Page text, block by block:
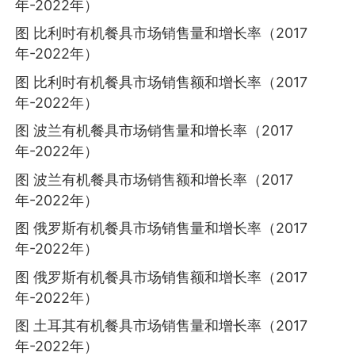
年-2022年）
图 比利时有机餐具市场销售量和增长率（2017
年-2022年）
图 比利时有机餐具市场销售额和增长率（2017
年-2022年）
图 波兰有机餐具市场销售量和增长率（2017
年-2022年）
图 波兰有机餐具市场销售额和增长率（2017
年-2022年）
图 俄罗斯有机餐具市场销售量和增长率（2017
年-2022年）
图 俄罗斯有机餐具市场销售额和增长率（2017
年-2022年）
图 土耳其有机餐具市场销售量和增长率（2017
年-2022年）